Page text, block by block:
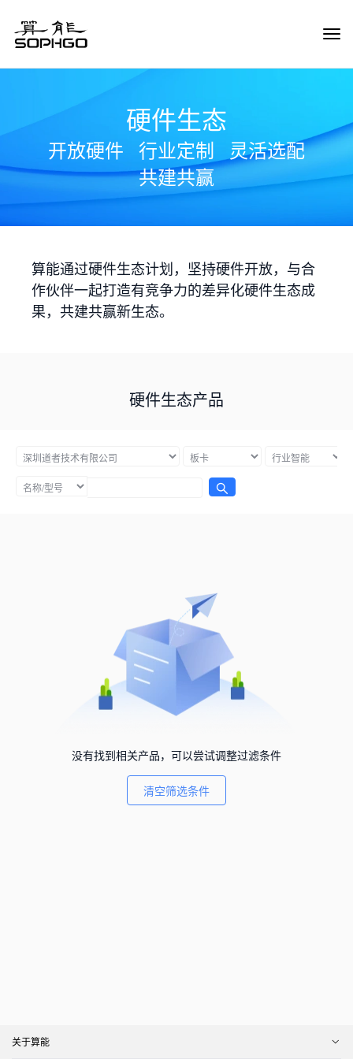
硬件生态
开放硬件 行业定制
灵活选配
共建共赢
算能通过硬件生态计划，坚持硬件开放，与合
作伙伴一起打造有竞争力的差异化硬件生态成
果，共建共赢新生态。
硬件生态产品
没有找到相关产品，可以尝试调整过滤条件
清空筛选条件
关于算能